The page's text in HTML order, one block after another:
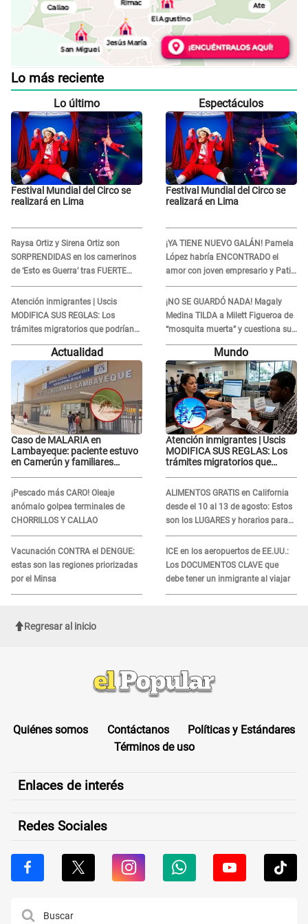
Lo más reciente
Lo último
Festival Mundial del Circo se
realizará en Lima
Raysa Ortiz y Sirena Ortiz son
SORPRENDIDAS en los camerinos
de ‘Esto es Guerra’ tras FUERTE
ENFRENTAMIENTO con Gabriel
Moisés: “Gracias”
Atención inmigrantes | Uscis
MODIFICA SUS REGLAS: Los
trámites migratorios que podrían
necesitar tu prueba de ADN
Espectáculos
Festival Mundial del Circo se
realizará en Lima
¡YA TIENE NUEVO GALÁN! Pamela
López habría ENCONTRADO el
amor con joven empresario y Pati
Lorena la ECHA en VIVO
¡NO SE GUARDÓ NADA! Magaly
Medina TILDA a Milett Figueroa de
“mosquita muerta” y cuestiona su
RECONCILIACIÓN con Marcelo
Tinelli en TV argentina
Actualidad
Caso de MALARIA en
Lambayeque: paciente estuvo
en Camerún y familiares
¡Pescado más CARO! Oleaje
anómalo golpea terminales de
CHORRILLOS Y CALLAO
Vacunación CONTRA el DENGUE:
estas son las regiones priorizadas
por el Minsa
Mundo
Atención inmigrantes | Uscis
MODIFICA SUS REGLAS: Los
trámites migratorios que
ALIMENTOS GRATIS en California
desde el 10 al 13 de agosto: Estos
son los LUGARES y horarios para
recibir la ayuda
ICE en los aeropuertos de EE.UU.:
Los DOCUMENTOS CLAVE que
debe tener un inmigrante al viajar
Regresar al inicio
Quiénes somos Contáctanos
Políticas y Estándares
Términos de uso
Enlaces de interés
Redes Sociales